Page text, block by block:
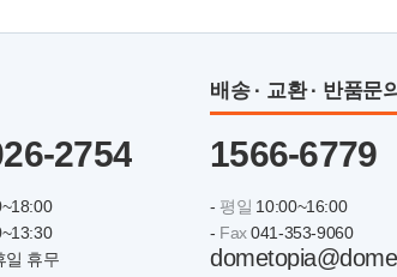
2754
일 휴무
배송 · 교환 · 반품문의
1566-6779
- 평일 10:00~16:00
- Fax041-353-9060